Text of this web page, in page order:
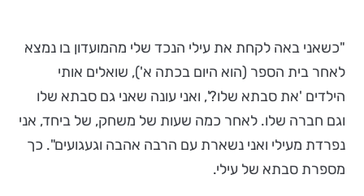
"כשאני באה לקחת את עילי הנכד שלי מהמועדון בו נמצא
לאחר בית הספר (הוא היום בכתה א'), שואלים אותי
הילדים 'את סבתא שלו?', ואני עונה שאני גם סבתא שלו
וגם חברה שלו. לאחר כמה שעות של משחק, של ביחד, אני
נפרדת מעילי ואני נשארת עם הרבה אהבה וגעגועים". כך
מספרת סבתא של עילי.